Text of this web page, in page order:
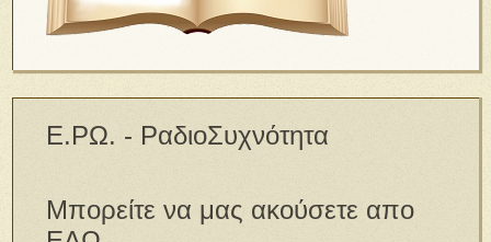
Ε.ΡΩ. - ΡαδιοΣυχνότητα
Μπορείτε να μας ακούσετε απο